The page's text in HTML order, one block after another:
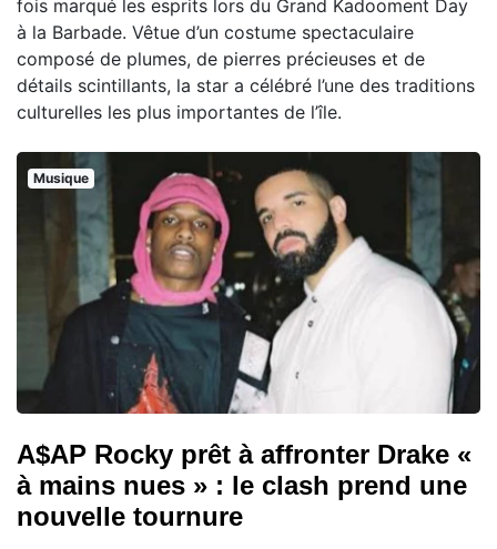
fois marqué les esprits lors du Grand Kadooment Day
à la Barbade. Vêtue d’un costume spectaculaire
composé de plumes, de pierres précieuses et de
détails scintillants, la star a célébré l’une des traditions
culturelles les plus importantes de l’île.
Musique
A$AP Rocky prêt à affronter Drake «
à mains nues » : le clash prend une
nouvelle tournure